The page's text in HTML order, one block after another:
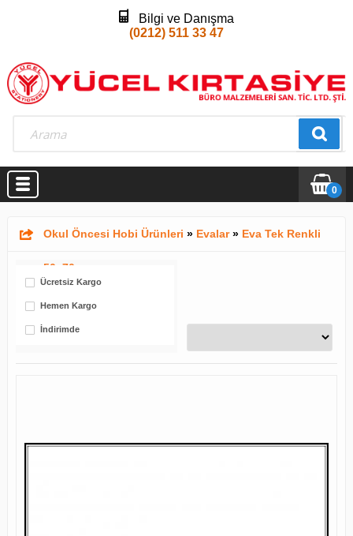
Bilgi ve Danışma
(0212) 511 33 47
0
Okul Öncesi Hobi Ürünleri » Evalar» Eva Tek Renkli
50x70
Ücretsiz Kargo
Hemen Kargo
İndirimde